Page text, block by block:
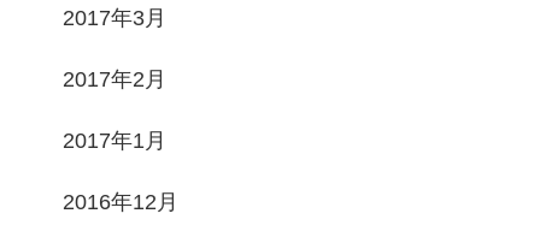
2017年3月
2017年2月
2017年1月
2016年12月